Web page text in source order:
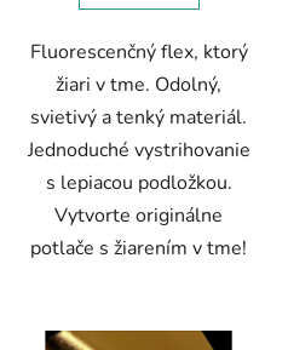
Fluorescenčný flex, ktorý
žiari v tme. Odolný,
svietivý a tenký materiál.
Jednoduché vystrihovanie
s lepiacou podložkou.
Vytvorte originálne
potlače s žiarením v tme!